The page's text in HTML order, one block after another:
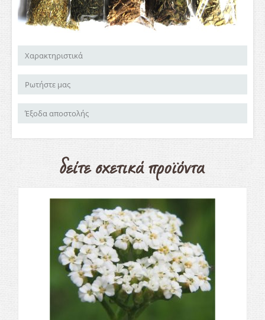
Χαρακτηριστικά
Ρωτήστε μας
Έξοδα αποστολής